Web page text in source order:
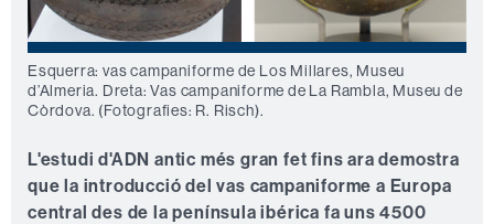
Esquerra: vas campaniforme de Los Millares, Museu
d’Almeria. Dreta: Vas campaniforme de La Rambla, Museu de
Còrdova. (Fotografies: R. Risch).
L'estudi d'ADN antic més gran fet fins ara demostra
que la introducció del vas campaniforme a Europa
central des de la península ibérica fa uns 4500